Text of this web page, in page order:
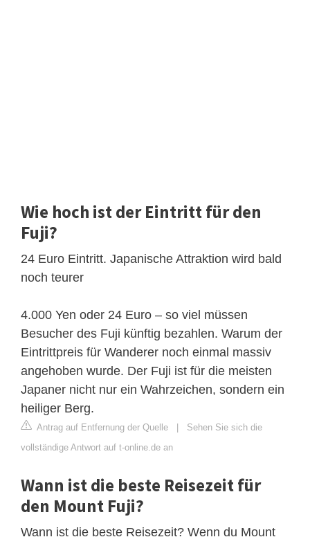
Wie hoch ist der Eintritt für den
Fuji?
24 Euro Eintritt. Japanische Attraktion wird bald
noch teurer
4.000 Yen oder 24 Euro – so viel müssen
Besucher des Fuji künftig bezahlen. Warum der
Eintrittpreis für Wanderer noch einmal massiv
angehoben wurde. Der Fuji ist für die meisten
Japaner nicht nur ein Wahrzeichen, sondern ein
heiliger Berg.
Antrag auf Entfernung der Quelle | Sehen Sie sich die
vollständige Antwort auf t-online.de an
Wann ist die beste Reisezeit für
den Mount Fuji?
Wann ist die beste Reisezeit? Wenn du Mount